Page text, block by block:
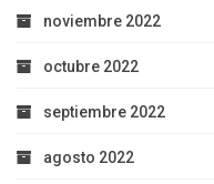
noviembre 2022
octubre 2022
septiembre 2022
agosto 2022